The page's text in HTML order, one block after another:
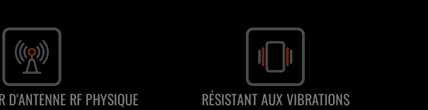
D'ANTENNE RF PHYSIQUE RÉSISTANT AUX VIBRATIONS